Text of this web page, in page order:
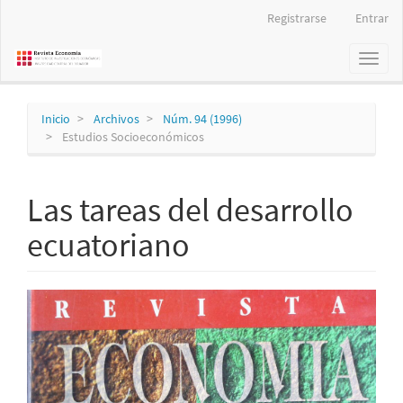
principal
Registrarse Entrar
Toggle
Inicio Archivos
Núm. 94 (1996)
Estudios Socioeconómicos
Las tareas del desarrollo
ecuatoriano
Barra
lateral
del
artículo